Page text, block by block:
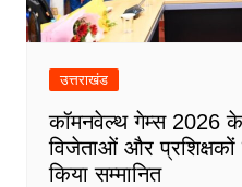
उत्तराखंड
कॉमनवेल्थ गेम्स 2026
विजेताओं और प्रशिक्षकों
किया सम्मानित